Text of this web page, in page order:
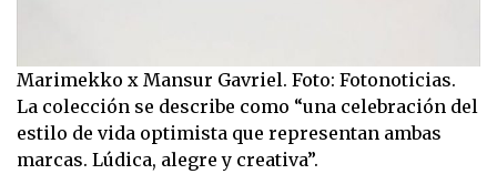
Marimekko x Mansur Gavriel. Foto: Fotonoticias.
La colección se describe como “una celebración del
estilo de vida optimista que representan ambas
marcas. Lúdica, alegre y creativa”.